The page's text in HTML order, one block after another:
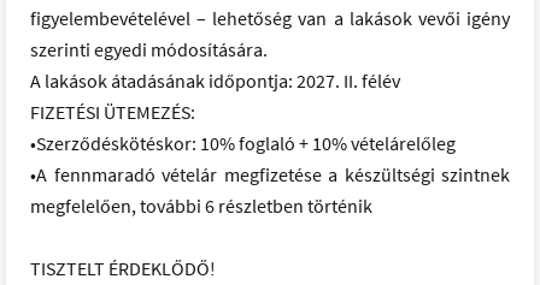
figyelembevételével – lehetőség van a lakások vevői igény
szerinti egyedi módosítására.
A lakások átadásának időpontja: 2027. II. félév
FIZETÉSI ÜTEMEZÉS:
•Szerződéskötéskor: 10% foglaló + 10% vételárelőleg
•A fennmaradó vételár megfizetése a készültségi szintnek
megfelelően, további 6 részletben történik
TISZTELT ÉRDEKLŐDŐ!